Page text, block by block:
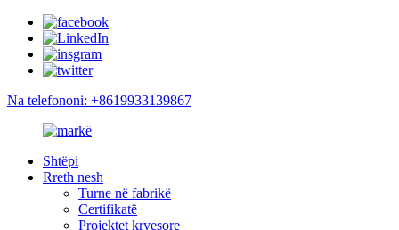
Na telefononi: +8619933139867
Shtëpi
Rreth nesh
Turne në fabrikë
Certifikatë
Projektet kryesore